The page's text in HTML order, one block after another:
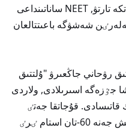
جاستاردى قوعامدىق پايدالى قىزمەتكە تارتۋ, NEET ساناتىنداعى
شەشۋگە باعىتتالعان
رۋحاني جاڭعىرۋ "ۇلتتىق
جٷزەگە اسىرىلادى, ولاردى
قۇجاتقا جەتٸ
مٸندەت, 20-دان استام كٶرسەتكٸش جەنە 60-تان استام ٸرٸ